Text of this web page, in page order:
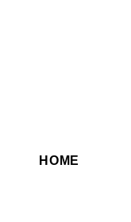
HOME